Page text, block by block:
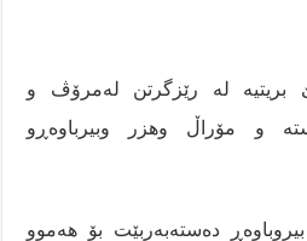
بریتیە لە رێزگرتن لەمرۆڤ و
و مۆراڵ وهزر وبیرباوەڕو
دەستەبەربێت بۆ هەموو